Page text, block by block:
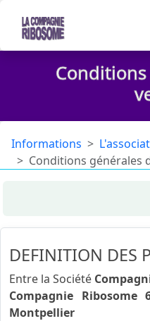
Informations
Conditions générales
DEFINITION DES
Entre la Société
Compagnie
Montpellier